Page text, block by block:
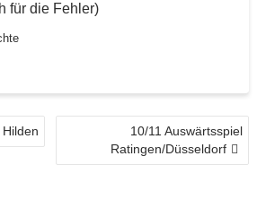
für die Fehler)
10/11 Auswärtsspiel
Ratingen/Düsseldorf